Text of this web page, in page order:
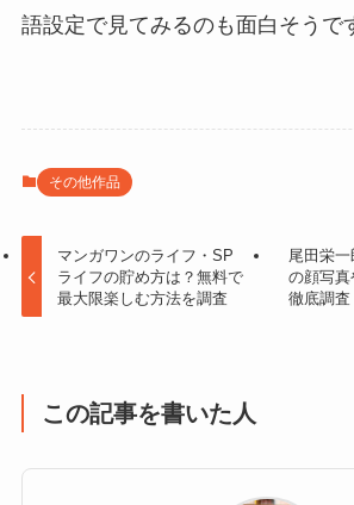
語設定で見てみるのも面白そうで
その他作品
マンガワンのライフ・SP
ライフの貯め方は？無料で
最大限楽しむ方法を調査
尾田栄一
の顔写真
徹底調査
この記事を書いた人